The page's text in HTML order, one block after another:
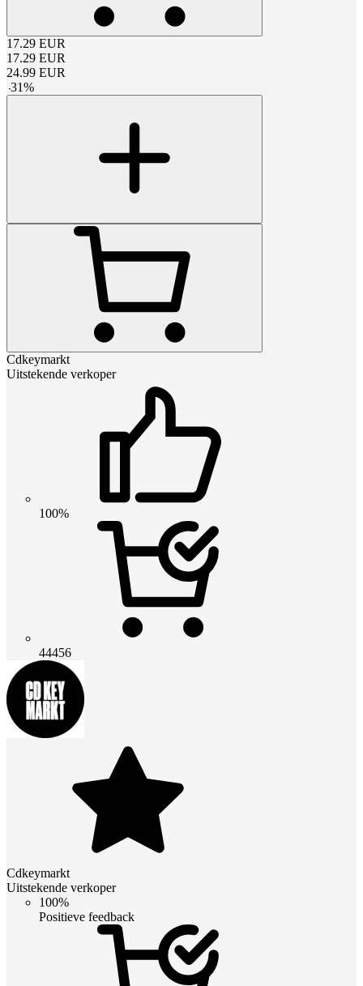
17.29 EUR
17.29 EUR
24.99 EUR
-31%
Cdkeymarkt
Uitstekende verkoper
100%
44456
Cdkeymarkt
Uitstekende verkoper
100%
Positieve feedback